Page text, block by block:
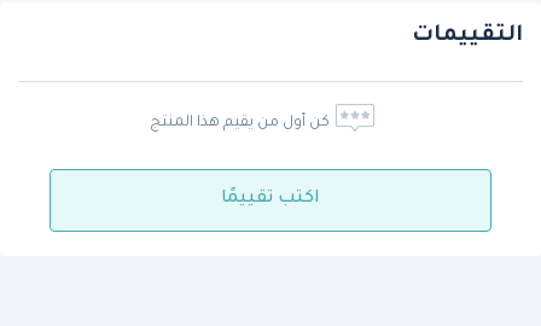
التقييمات
كن أول من يقيم هذا المنتج
اكتب تقييمًا